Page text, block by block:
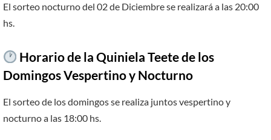
El sorteo nocturno del 02 de Diciembre se realizará a las 20:00
hs.
Horario de la Quiniela Teete de los
Domingos Vespertino y Nocturno
El sorteo de los domingos se realiza juntos vespertino y
nocturno a las 18:00 hs.